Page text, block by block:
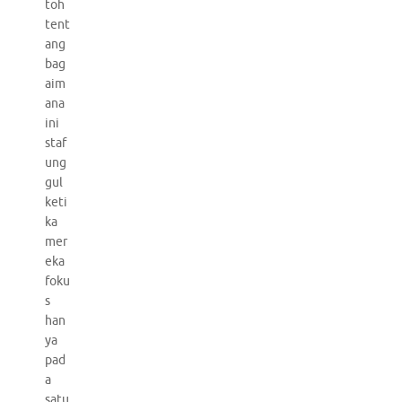
toh
tent
ang
bag
aim
ana
ini
staf
ung
gul
keti
ka
mer
eka
foku
s
han
ya
pad
a